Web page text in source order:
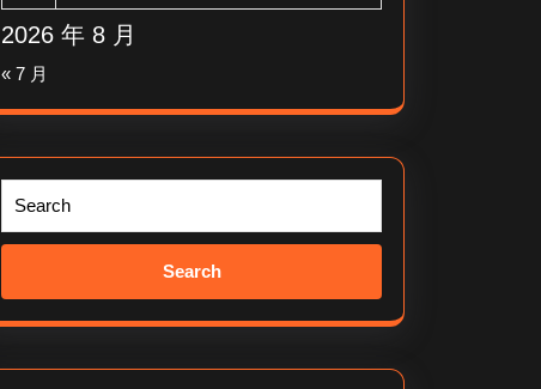
2026 年 8 月
« 7 月
Search